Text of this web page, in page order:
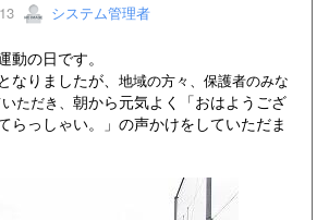
システム管理者
動の日です。
なりましたが、 地域の方々、保護者のみな
ただき、 朝から元気よく「おはようござ
らっしゃい。」の声かけをしていただま